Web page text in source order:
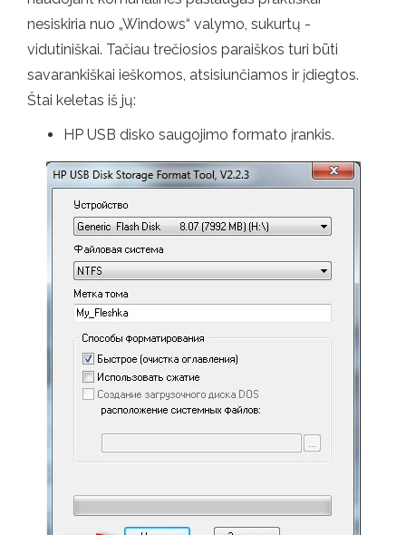
nesiskiria nuo „Windows“ valymo, sukurtų -
vidutiniškai. Tačiau trečiosios paraiškos turi būti
savarankiškai ieškomos, atsisiunčiamos ir įdiegtos.
Štai keletas iš jų:
HP USB disko saugojimo formato įrankis.